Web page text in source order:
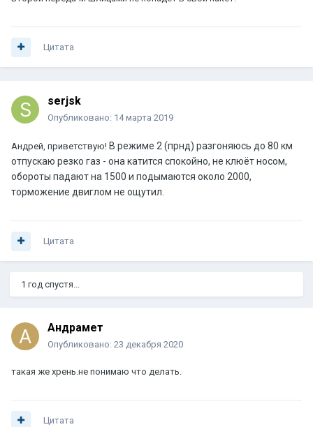
Цитата
serjsk
Опубликовано: 14 марта 2019
Андрей, приветствую! В режиме 2 (прнд) разгоняюсь до 80 км
отпускаю резко газ - она катится спокойно, не клюёт носом,
обороты падают на 1500 и подымаются около 2000,
торможение двиглом не ощутил.
Цитата
1 год спустя...
Андрамет
Опубликовано: 23 декабря 2020
такая же хрень.не понимаю что делать.
Цитата